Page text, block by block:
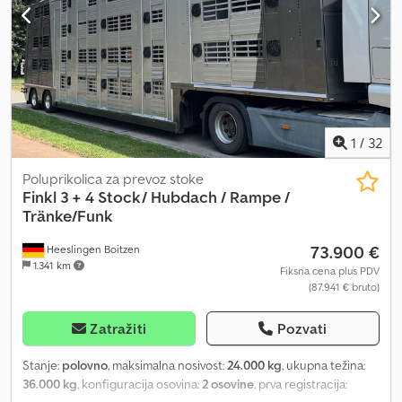
gaze na desnoj gumi: 30% Sopstvena težina: 13.000 kg Tehničko
stanje: dobro Optičko stanje: dobro Obratite se kompaniji VAEX
The Truck Traders za dodatne informacije.
1 / 32
Heeslingen Boitzen
1.341 km
Poluprikolica za prevoz stoke
Finkl 3 + 4 Stock/ Hubdach / Rampe /
Tränke/Funk
73.900 €
Fiksna cena plus PDV
(87.941 € bruto)
Zatražiti Pozvati
Stanje: polovno, maksimalna nosivost:24.000 kg, ukupna težina:
36.000 kg, konfiguracija osovina:2 osovine, prva registracija: